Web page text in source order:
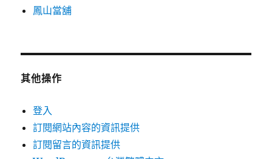
鳳山當舖
其他操作
登入
訂閱網站內容的資訊提供
訂閱留言的資訊提供